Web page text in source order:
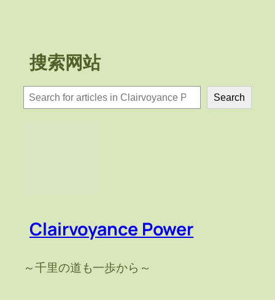
搜索网站
検
索
Search
Clairvoyance Power
～千里の道も一歩から～